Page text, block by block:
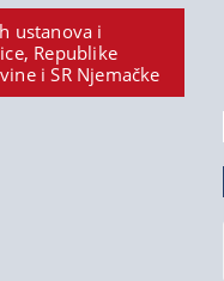
ustanova i
Republike
i SR Njemačke